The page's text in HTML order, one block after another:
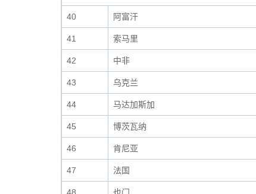
40 阿富汗
41 索马里
42 中非
43 乌克兰
44 马达加斯加
45 博茨瓦纳
46 肯尼亚
47 法国